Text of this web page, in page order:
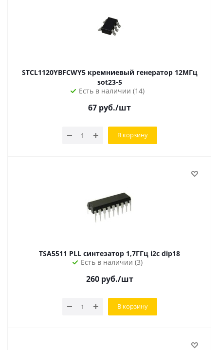
STCL1120YBFCWY5 кремниевый генератор 12МГц
sot23-5
Есть в наличии (14)
67 руб./шт
В корзину
TSA5511 PLL синтезатор 1,7ГГц i2c dip18
Есть в наличии (3)
260руб./шт
В корзину